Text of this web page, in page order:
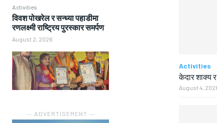
Activities
विवश पोखरेल र सन्ध्या पहाडीमा
रणलक्ष्मी राष्ट्रिय पुरस्कार समर्पण
August 2, 2026
― ADVERTISEMENT ―
Activities
केदार शाक्य
August 4,